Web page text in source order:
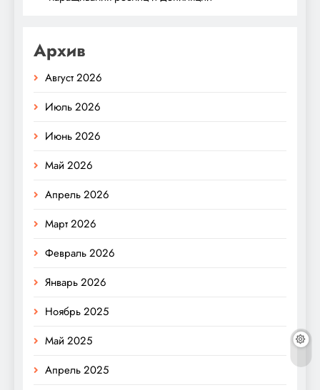
Архив
Август 2026
Июль 2026
Июнь 2026
Май 2026
Апрель 2026
Март 2026
Февраль 2026
Январь 2026
Ноябрь 2025
Май 2025
Апрель 2025